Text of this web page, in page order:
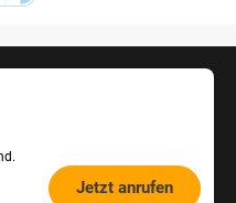
Jetzt anrufen